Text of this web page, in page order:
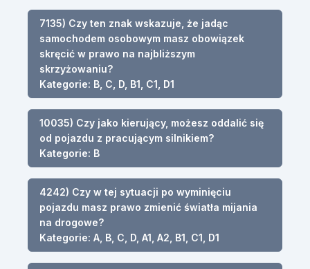
7135) Czy ten znak wskazuje, że jadąc
samochodem osobowym masz obowiązek
skręcić w prawo na najbliższym
skrzyżowaniu?
Kategorie: B, C, D, B1, C1, D1
10035) Czy jako kierujący, możesz oddalić się
od pojazdu z pracującym silnikiem?
Kategorie: B
4242) Czy w tej sytuacji po wyminięciu
pojazdu masz prawo zmienić światła mijania
na drogowe?
Kategorie: A, B, C, D, A1, A2, B1, C1, D1